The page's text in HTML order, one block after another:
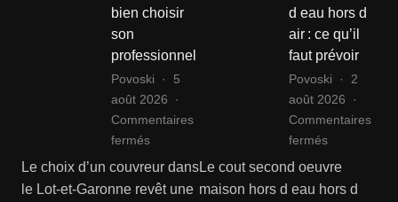
bien choisir
son
professionnel
Povoski
5
août 2026
Commentaires
ferméssur
Couvreur
Lot-
Le choix d’un couvreur dans
le Lot-et-Garonne revêt une
d eau hors d
air : ce qu’il
faut prévoir
Povoski
2
août 2026
Commentaires
ferméssur
Le cout second oeuvre
maison hors d eau hors d